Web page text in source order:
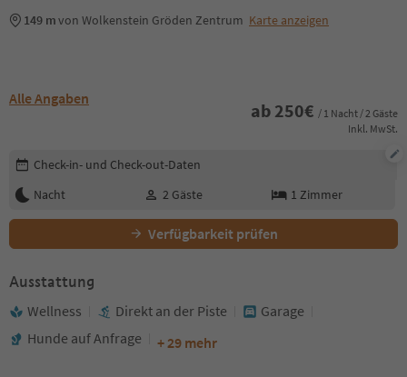
149 mvon Wolkenstein Gröden Zentrum Karte anzeigen
Alle Angaben
ab 250€ / 1 Nacht / 2 Gäste
Inkl. MwSt.
Buchungsdetails bearbeiten
Check-in- und Check-out-Daten
Nacht
2 Gäste 1 Zimmer
Verfügbarkeit prüfen
Ausstattung
Wellness Direkt an der Piste
Garage
Hunde auf Anfrage
+ 29 mehr